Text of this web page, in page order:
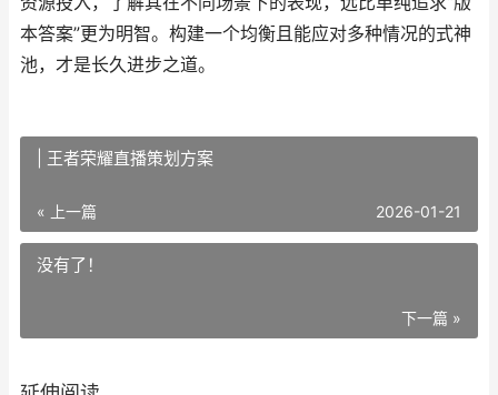
本答案”更为明智。构建一个均衡且能应对多种情况的式神
池，才是长久进步之道。
| 王者荣耀直播策划方案
« 上一篇 2026-01-21
没有了！
下一篇 »